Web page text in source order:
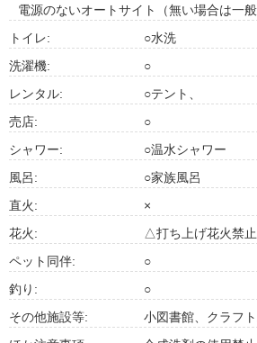
電源のないオートサイト（無い場合は一般
トイレ:
○水洗
洗濯機:
○
レンタル:
○テント、
売店:
○
シャワー:
○温水シャワー
風呂:
○家族風呂
直火:
×
花火:
△打ち上げ花火禁止
ペット同伴:
○
釣り:
○
その他施設等:
小図書館、クラフ